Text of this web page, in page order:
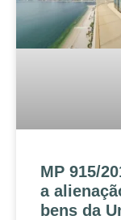
MP 915/
a
bens da